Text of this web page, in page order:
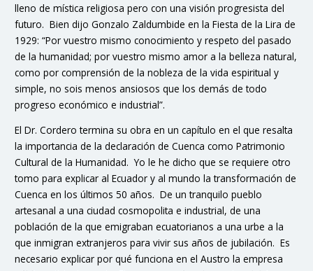
lleno de mística religiosa pero con una visión progresista del
futuro. Bien dijo Gonzalo Zaldumbide en la Fiesta de la Lira de
1929: “Por vuestro mismo conocimiento y respeto del pasado
de la humanidad; por vuestro mismo amor a la belleza natural,
como por comprensión de la nobleza de la vida espiritual y
simple, no sois menos ansiosos que los demás de todo
progreso económico e industrial”.
El Dr. Cordero termina su obra en un capítulo en el que resalta
la importancia de la declaración de Cuenca como Patrimonio
Cultural de la Humanidad. Yo le he dicho que se requiere otro
tomo para explicar al Ecuador y al mundo la transformación de
Cuenca en los últimos 50 años. De un tranquilo pueblo
artesanal a una ciudad cosmopolita e industrial, de una
población de la que emigraban ecuatorianos a una urbe a la
que inmigran extranjeros para vivir sus años de jubilación. Es
necesario explicar por qué funciona en el Austro la empresa